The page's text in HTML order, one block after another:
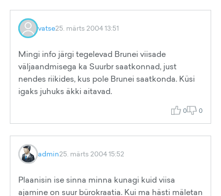
vatse25. märts 2004 13:51
Mingi info järgi tegelevad Brunei viisade
väljaandmisega ka Suurbr saatkonnad, just
nendes riikides, kus pole Brunei saatkonda. Küsi
igaks juhuks äkki aitavad.
0 0
admin25. märts 2004 15:52
Plaanisin ise sinna minna kunagi kuid viisa
ajamine on suur bürokraatia. Kui ma hästi mäletan